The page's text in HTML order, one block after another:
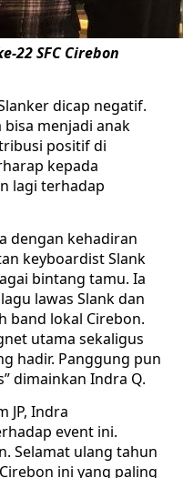
22 SFC Cirebon
dicap negatif.
menjadi anak
positif di
kepada
lagi terhadap
dengan kehadiran
keyboardist Slank
bintang tamu. Ia
lawas Slank dan
band lokal Cirebon.
utama sekaligus
hadir. Panggung pun
dimainkan Indra Q.
JP, Indra
event ini.
Selamat ulang tahun
ini yang paling